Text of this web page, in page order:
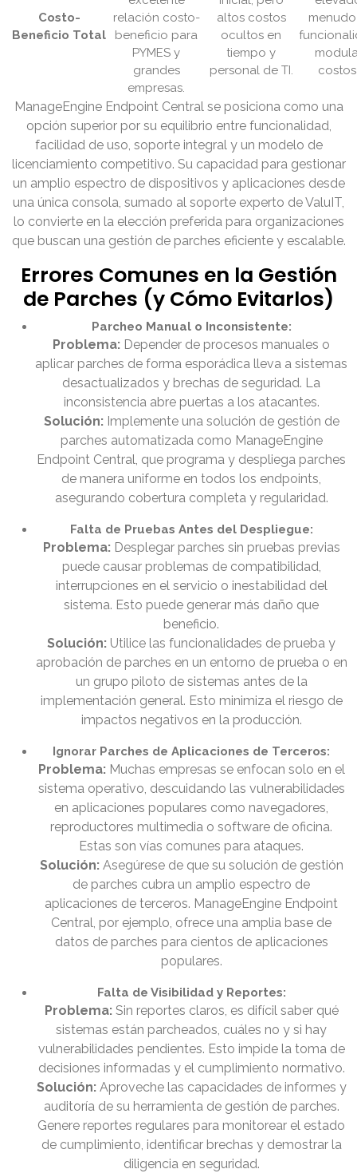
Costo-
Beneficio Total
relación costo-
beneficio para
PYMES y
grandes
empresas.
altos costos
ocultos en
tiempo y
personal de TI.
ManageEngine Endpoint Central se posiciona como una
opción superior por su equilibrio entre funcionalidad,
facilidad de uso, soporte integral y un modelo de
licenciamiento competitivo. Su capacidad para gestionar
un amplio espectro de dispositivos y aplicaciones desde
una única consola, sumado al soporte experto de ValuIT,
lo convierte en la elección preferida para organizaciones
que buscan una gestión de parches eficiente y escalable.
Errores Comunes en la Gestión
de Parches (y Cómo Evitarlos)
Parcheo Manual o Inconsistente:
Problema: Depender de procesos manuales o
aplicar parches de forma esporádica lleva a sistemas
desactualizados y brechas de seguridad. La
inconsistencia abre puertas a los atacantes.
Solución:Implemente una solución de gestión de
parches automatizada como ManageEngine
Endpoint Central, que programa y despliega parches
de manera uniforme en todos los endpoints,
asegurando cobertura completa y regularidad.
Falta de Pruebas Antes del Despliegue:
Problema:Desplegar parches sin pruebas previas
puede causar problemas de compatibilidad,
interrupciones en el servicio o inestabilidad del
sistema. Esto puede generar más daño que
beneficio.
Solución: Utilice las funcionalidades de prueba y
aprobación de parches en un entorno de prueba o en
un grupo piloto de sistemas antes de la
implementación general. Esto minimiza el riesgo de
impactos negativos en la producción.
Ignorar Parches de Aplicaciones de Terceros:
Problema:Muchas empresas se enfocan solo en el
sistema operativo, descuidando las vulnerabilidades
en aplicaciones populares como navegadores,
reproductores multimedia o software de oficina.
Estas son vías comunes para ataques.
Solución:Asegúrese de que su solución de gestión
de parches cubra un amplio espectro de
aplicaciones de terceros. ManageEngine Endpoint
Central, por ejemplo, ofrece una amplia base de
datos de parches para cientos de aplicaciones
populares.
Falta de Visibilidad y Reportes:
Problema:Sin reportes claros, es difícil saber qué
sistemas están parcheados, cuáles no y si hay
vulnerabilidades pendientes. Esto impide la toma de
decisiones informadas y el cumplimiento normativo.
Solución:Aproveche las capacidades de informes y
auditoría de su herramienta de gestión de parches.
Genere reportes regulares para monitorear el estado
de cumplimiento, identificar brechas y demostrar la
diligencia en seguridad.